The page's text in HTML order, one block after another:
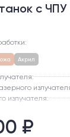
c
Акрил
излучателя:
₽